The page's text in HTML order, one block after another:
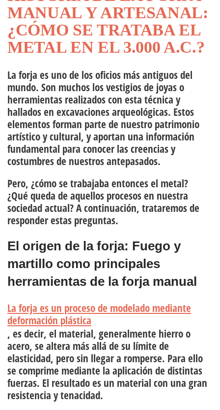
MANUAL Y ARTESANAL:
¿CÓMO SE TRATABA EL
METAL EN EL 3.000 A.C.?
La forja es uno de los oficios más antiguos del
mundo. Son muchos los vestigios de joyas o
herramientas realizados con esta técnica y
hallados en excavaciones arqueológicas. Estos
elementos forman parte de nuestro patrimonio
artístico y cultural, y aportan una información
fundamental para conocer las creencias y
costumbres de nuestros antepasados.
Pero, ¿cómo se trabajaba entonces el metal?
¿Qué queda de aquellos procesos en nuestra
sociedad actual? A continuación, trataremos de
responder estas preguntas.
El origen de la forja: Fuego y
martillo como principales
herramientas de la forja manual
La forja es un proceso de modelado mediante
deformación plástica
, es decir, el material, generalmente hierro o
acero, se altera más allá de su límite de
elasticidad, pero sin llegar a romperse. Para ello
se comprime mediante la aplicación de distintas
fuerzas. El resultado es un material con una gran
resistencia y tenacidad.
directivo